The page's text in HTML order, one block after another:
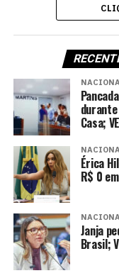
Casa;
Érica
R$ 0
Janja
Brasil;